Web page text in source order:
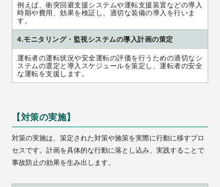
例えば、衝突回避支援システムや運転支援装置などの導入
時期や費用、効果を検証し、適切な装備の導入を行いま
す。
4.モニタリング・監視システムの導入計画の策定
運転者の運転状況や安全運転の評価を行うための適切なシ
ステムの選定と導入スケジュールを策定し、運転者の安全
な運転を支援します。
【対策の実施】
対策の実施は、策定された対策や施策を実際に行動に移すプロ
セスです。計画を具体的な行動に落とし込み、実践することで
事故防止の効果を生み出します。